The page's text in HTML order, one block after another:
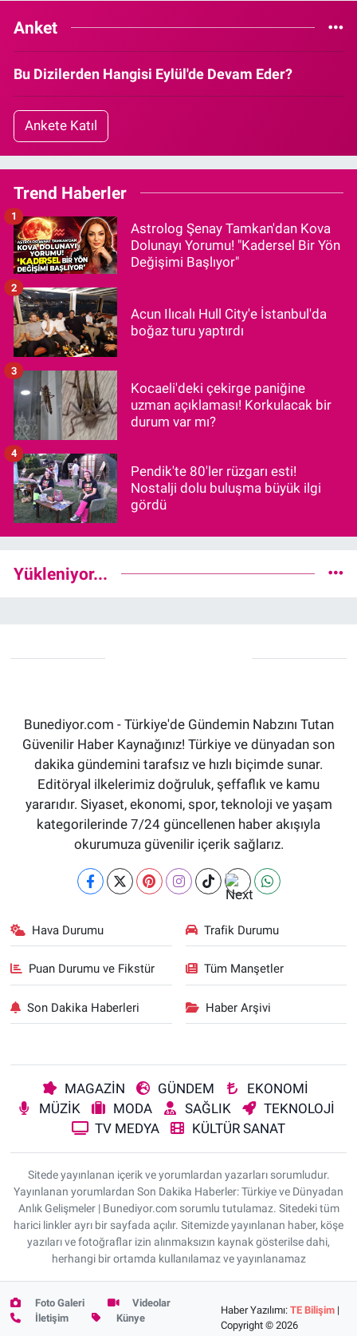
Anket
Bu Dizilerden Hangisi Eylül'de Devam Eder?
Ankete Katıl
Trend Haberler
Astrolog Şenay Tamkan'dan Kova
Dolunayı Yorumu! "Kadersel Bir Yön
Değişimi Başlıyor"
1
Acun Ilıcalı Hull City'e İstanbul'da
boğaz turu yaptırdı
2
Kocaeli'deki çekirge paniğine
uzman açıklaması! Korkulacak bir
durum var mı?
3
Pendik'te 80'ler rüzgarı esti!
Nostalji dolu buluşma büyük ilgi
gördü
4
Yükleniyor...
Bunediyor.com - Türkiye'de Gündemin Nabzını Tutan
Güvenilir Haber Kaynağınız! Türkiye ve dünyadan son
dakika gündemini tarafsız ve hızlı biçimde sunar.
Editöryal ilkelerimiz doğruluk, şeffaflık ve kamu
yararıdır. Siyaset, ekonomi, spor, teknoloji ve yaşam
kategorilerinde 7/24 güncellenen haber akışıyla
okurumuza güvenilir içerik sağlarız.
Hava Durumu Trafik Durumu
Puan Durumu ve Fikstür Tüm Manşetler
Son Dakika Haberleri Haber Arşivi
MAGAZİN GÜNDEM
EKONOMİ
MÜZİK
MODA SAĞLIK
TEKNOLOJİ
TV MEDYA
KÜLTÜR SANAT
Sitede yayınlanan içerik ve yorumlardan yazarları sorumludur.
Yayınlanan yorumlardan Son Dakika Haberler: Türkiye ve Dünyadan
Anlık Gelişmeler | Bunediyor.com sorumlu tutulamaz. Sitedeki tüm
harici linkler ayrı bir sayfada açılır. Sitemizde yayınlanan haber, köşe
yazıları ve fotoğraflar izin alınmaksızın kaynak gösterilse dahi,
herhangi bir ortamda kullanılamaz ve yayınlanamaz
Foto Galeri
Videolar
İletişim
Künye
Haber Yazılımı:TE Bilişim |
Copyright © 2026